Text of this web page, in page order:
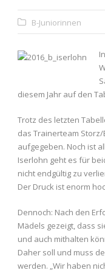
B-Juniorinnen
diesem Jahr auf den
Trotz des letzten
das Trainerteam
aufgegeben. Noch ist
Iserlohn geht es für
nicht endgültig zu
Der Druck ist enorm
Dennoch: Nach den
Mädels gezeigt, dass
und auch mithalten
Daher soll und muss
werden. „Wir haben